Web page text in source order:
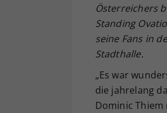
Österreichers
Standing
seine Fans in
Stadthalle.
„Es war
die jahrelang
Dominic